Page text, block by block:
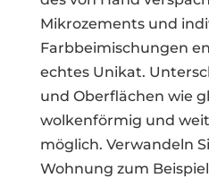
Mikrozements und
Farbbeimischungen
echtes Unikat.
und Oberflächen wie
wolkenförmig und
möglich. Verwandeln
Wohnung zum